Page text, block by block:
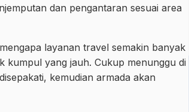
dan pengantaran sesuai area
layanan travel semakin banyak
kumpul yang jauh. Cukup menunggu di
kemudian armada akan